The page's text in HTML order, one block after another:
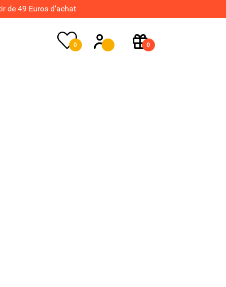
de 49 Euros d’achat
0 0